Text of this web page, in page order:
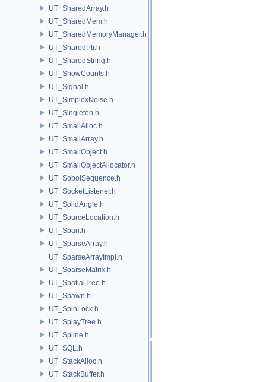
UT_SharedArray.h
UT_SharedMem.h
UT_SharedMemoryManager.h
UT_SharedPtr.h
UT_SharedString.h
UT_ShowCounts.h
UT_Signal.h
UT_SimplexNoise.h
UT_Singleton.h
UT_SmallAlloc.h
UT_SmallArray.h
UT_SmallObject.h
UT_SmallObjectAllocator.h
UT_SobolSequence.h
UT_SocketListener.h
UT_SolidAngle.h
UT_SourceLocation.h
UT_Span.h
UT_SparseArray.h
UT_SparseArrayImpl.h
UT_SparseMatrix.h
UT_SpatialTree.h
UT_Spawn.h
UT_SpinLock.h
UT_SplayTree.h
UT_Spline.h
UT_SQL.h
UT_StackAlloc.h
UT_StackBuffer.h